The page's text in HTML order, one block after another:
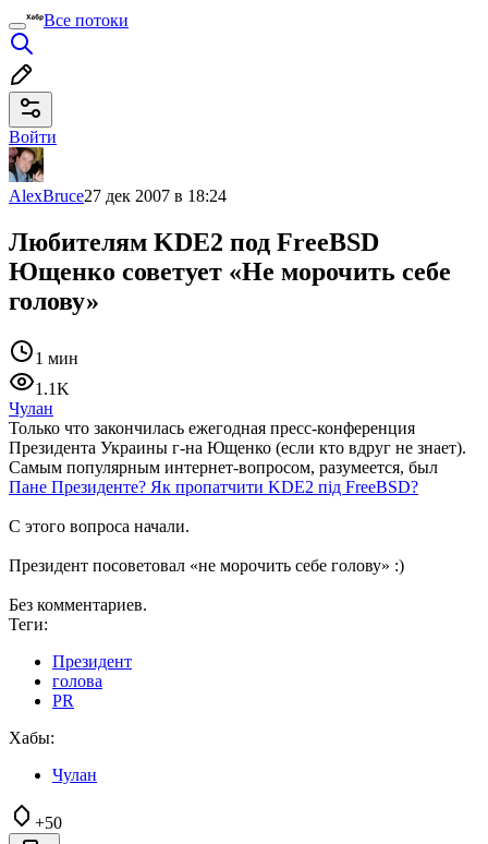
Все потоки
Войти
AlexBruce27 дек 2007 в 18:24
Любителям KDE2 под FreeBSD
Ющенко советует «Не морочить себе
голову»
1 мин
1.1K
Чулан
Только что закончилась ежегодная пресс-конференция
Президента Украины г-на Ющенко (если кто вдруг не знает).
Самым популярным интернет-вопросом, разумеется, был
Пане Президенте? Як пропатчити KDE2 під FreeBSD?
С этого вопроса начали.
Президент посоветовал «не морочить себе голову» :)
Без комментариев.
Теги:
Президент
голова
PR
Хабы:
Чулан
+50